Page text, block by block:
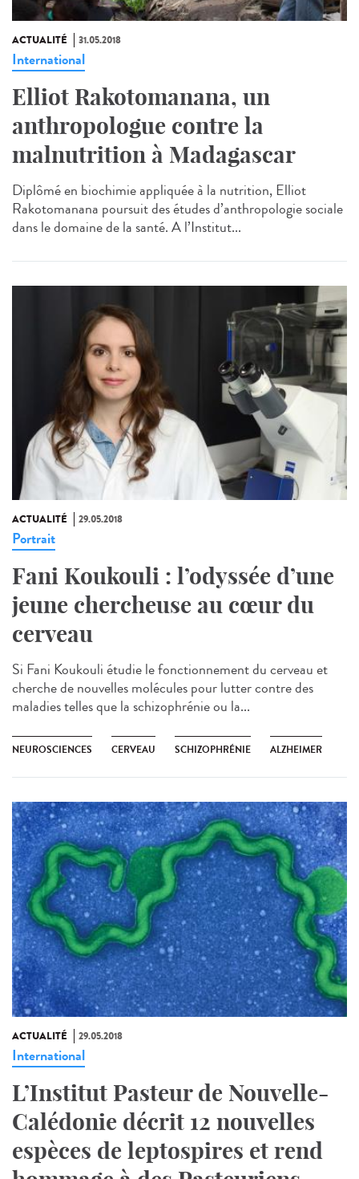
ACTUALITÉ 31.05.2018
International
Elliot Rakotomanana, un
anthropologue contre la
malnutrition à Madagascar
Diplômé en biochimie appliquée à la nutrition, Elliot
Rakotomanana poursuit des études d’anthropologie sociale
dans le domaine de la santé. A l’Institut...
ACTUALITÉ 29.05.2018
Portrait
Fani Koukouli : l’odyssée d’une
jeune chercheuse au cœur du
cerveau
Si Fani Koukouli étudie le fonctionnement du cerveau et
cherche de nouvelles molécules pour lutter contre des
maladies telles que la schizophrénie ou la...
NEUROSCIENCES CERVEAU SCHIZOPHRÉNIE ALZHEIMER
ACTUALITÉ 29.05.2018
International
L’Institut Pasteur de Nouvelle-
Calédonie décrit 12 nouvelles
espèces de leptospires et rend